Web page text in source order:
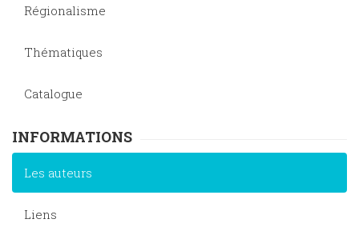
Régionalisme
Thématiques
Catalogue
INFORMATIONS
Les auteurs
Liens